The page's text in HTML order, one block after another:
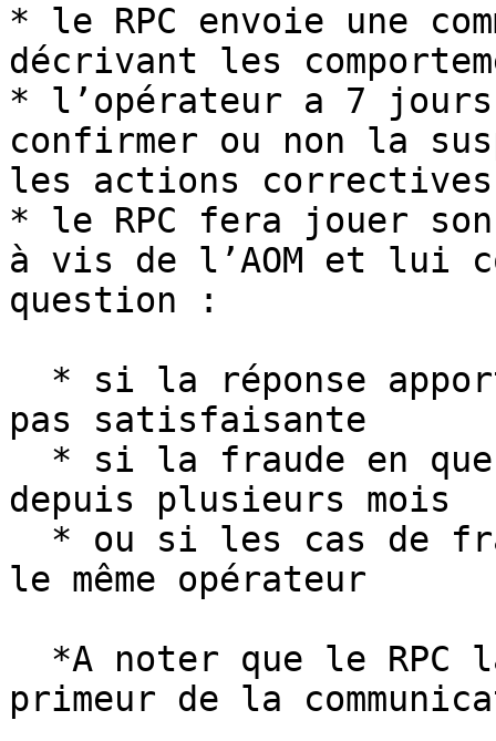
* le RPC envoie une
décrivant les
* l’opérateur a 7 jours
confirmer ou non la
les actions
* le RPC fera jouer
à vis de l’AOM et lui
question :
pas satisfaisante
depuis plusieurs mois
le même opérateur